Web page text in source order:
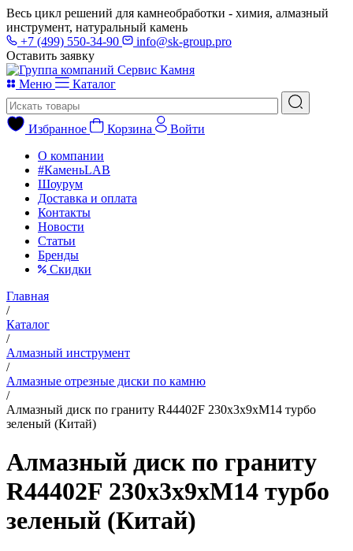
Весь цикл решений для камнеобработки - химия, алмазный
инструмент, натуральный камень
+7 (499) 550-34-90
info@sk-group.pro
Оставить заявку
Меню Каталог
Избранное Корзина
Войти
О компании
#КаменьLAB
Шоурум
Доставка и оплата
Контакты
Новости
Статьи
Бренды
Скидки
Главная
/
Каталог
/
Алмазный инструмент
/
Алмазные отрезные диски по камню
/
Алмазный диск по граниту R44402F 230x3x9xМ14 турбо
зеленый (Китай)
Алмазный диск по граниту
R44402F 230x3x9xМ14 турбо
зеленый (Китай)